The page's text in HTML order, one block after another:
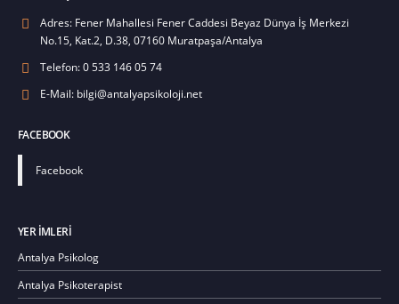
Adres: Fener Mahallesi Fener Caddesi Beyaz Dünya İş Merkezi
No.15, Kat.2, D.38, 07160 Muratpaşa/Antalya
Telefon:0 533 146 05 74
E-Mail: bilgi@antalyapsikoloji.net
FACEBOOK
Facebook
YER IMLERI
Antalya Psikolog
Antalya Psikoterapist